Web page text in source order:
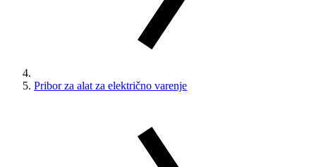
Pribor za alat za električno varenje